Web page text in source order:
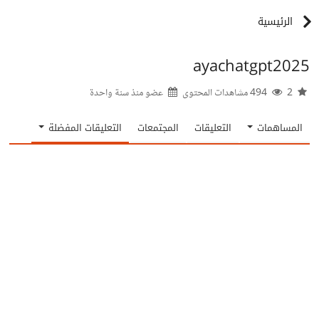
الرئيسية
ayachatgpt2025
عضو منذسنة واحدة
المساهمات التعليقات المجتمعات التعليقات المفضلة